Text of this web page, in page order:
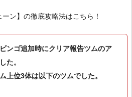
ーン】の徹底攻略法はこちら！
ンゴ追加時にクリア報告ツムのア
た。
上位3体は以下のツムでした。